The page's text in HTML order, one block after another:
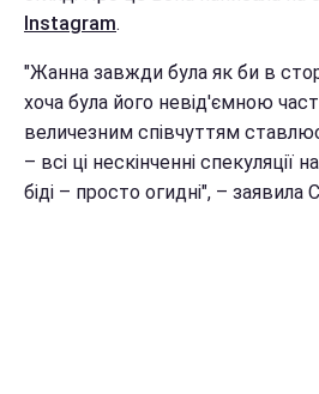
Instagram.
"Жанна завжди була як би в
хоча була його невід'ємною
величезним співчуттям
– всі ці нескінченні спекуляції
біді – просто огидні", – заявила